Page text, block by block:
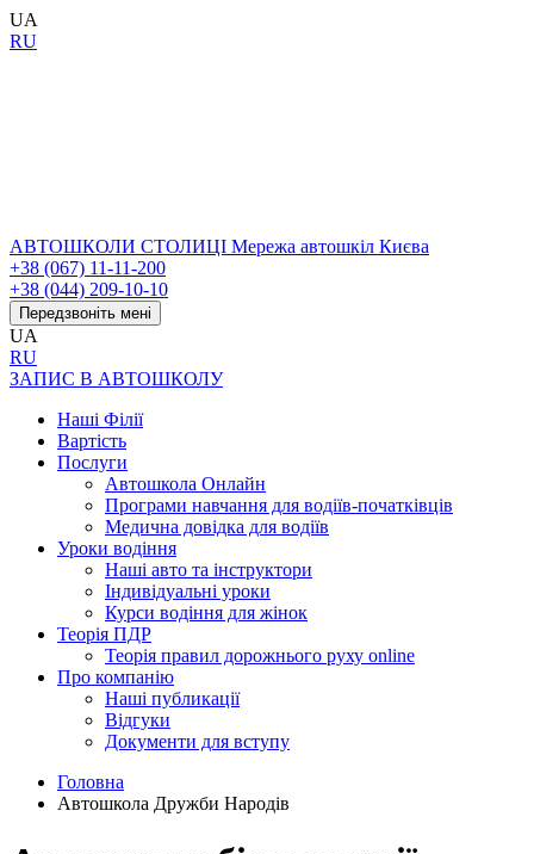
UA
RU
АВТОШКОЛИ СТОЛИЦІ Мережа автошкіл Києва
+38 (067) 11-11-200
+38 (044) 209-10-10
Передзвоніть мені
UA
RU
ЗАПИС В АВТОШКОЛУ
Наші Філії
Вартість
Послуги
Автошкола Онлайн
Програми навчання для водіїв-початківців
Медична довідка для водіїв
Уроки водіння
Наші авто та інструктори
Індивідуальні уроки
Курси водіння для жінок
Теорія ПДР
Теорія правил дорожнього руху online
Про компанію
Наші публикації
Відгуки
Документи для вступу
Головна
Автошкола Дружби Народів